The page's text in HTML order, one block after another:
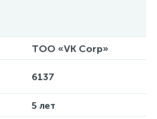
ТОО «VK Corp»
6137
5 лет